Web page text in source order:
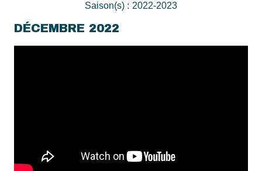
Saison(s) : 2022-2023
DÉCEMBRE 2022